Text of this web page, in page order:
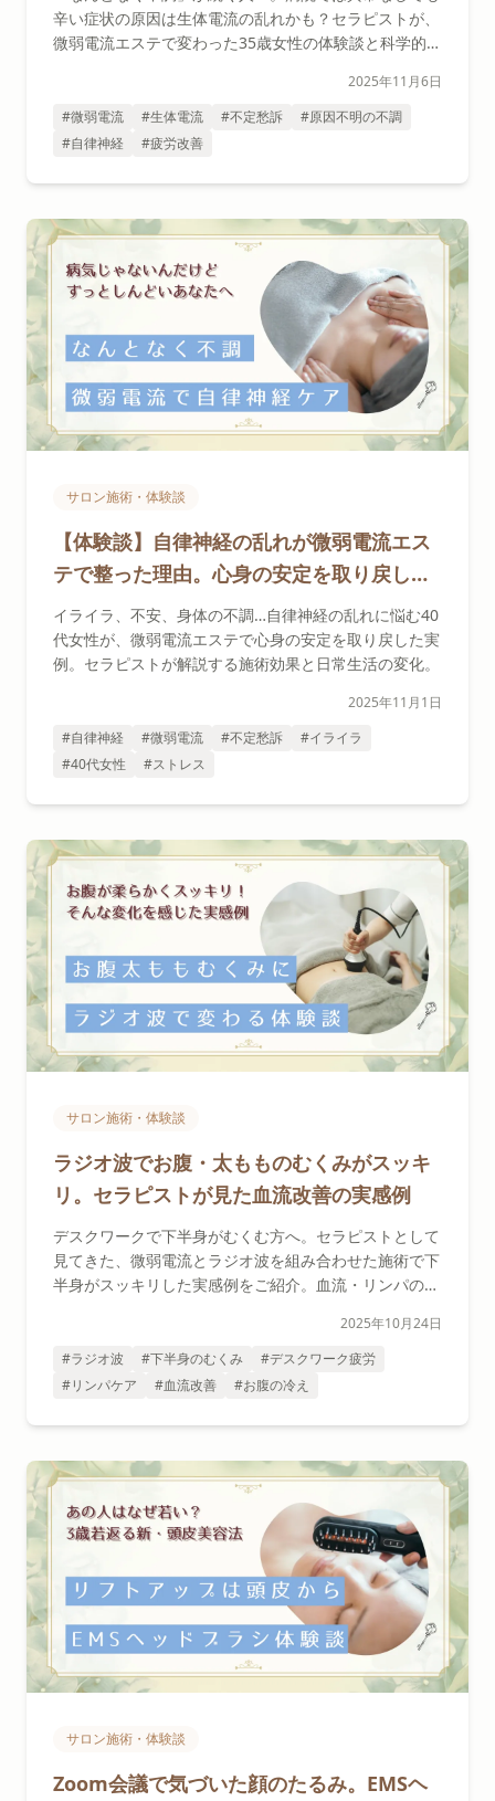
辛い症状の原因は生体電流の乱れかも？セラピストが、
微弱電流エステで変わった35歳女性の体験談と科学的な
2025年11月6日
#微弱電流
#生体電流 #不定愁訴
#原因不明の不調
#自律神経
#疲労改善
サロン施術・体験談
【体験談】自律神経の乱れが微弱電流エス
テで整った理由。心身の安定を取り戻した
40代の変化
イライラ、不安、身体の不調…自律神経の乱れに悩む40
代女性が、微弱電流エステで心身の安定を取り戻した実
例。セラピストが解説する施術効果と日常生活の変化。
2025年11月1日
#自律神経
#微弱電流 #不定愁訴
#イライラ
#40代女性
#ストレス
サロン施術・体験談
ラジオ波でお腹・太もものむくみがスッキ
リ。セラピストが見た血流改善の実感例
デスクワークで下半身がむくむ方へ。セラピストとして
見てきた、微弱電流とラジオ波を組み合わせた施術で下
半身がスッキリした実感例をご紹介。血流・リンパの科
2025年10月24日
#ラジオ波
#下半身のむくみ
#デスクワーク疲労
#リンパケア
#血流改善 #お腹の冷え
サロン施術・体験談
Zoom会議で気づいた顔のたるみ。EMSヘ